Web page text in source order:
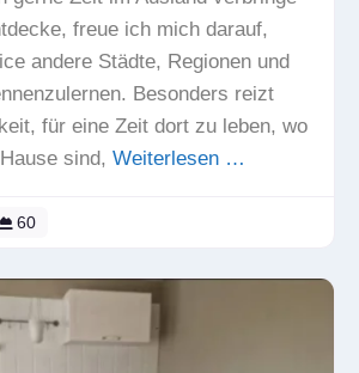
freue ich mich darauf,
andere Städte, Regionen und
Besonders reizt
für eine Zeit dort zu leben, wo
sind, Weiterlesen …
60